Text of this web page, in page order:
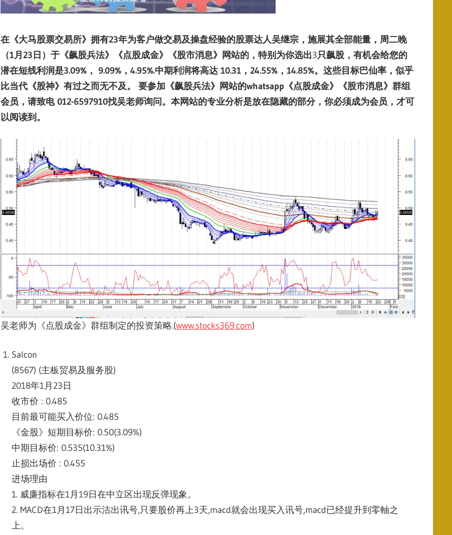
在《大马股票交易所》拥有23年为客户做交易及操盘经验的股票达人吴继宗，施展其全部能量，周二晚
（1月 23 日）于《飙股兵法》《点股成金》《股市消息》网站的，特别为你选出3只飙股，有机会给您的
潜在短线利润是3.09%， 9.09%， 4.95%.中期利润将高达 10.31， 24.55%， 14.85%。这些目标巴仙率，似乎
比当代《股神》有过之而无不及。 要参加《飙股兵法》网站的whatsapp《点股成金》《股市消息》群组
会员，请致电 012-6597910找吴老师询问。本网站的专业分析是放在隐藏的部分，你必须成为会员，才可
以阅读到。
吴老师为《点股成金》群组制定的投资策略.(www.stocks369.com)
Salcon
(8567) (主板贸易及服务股)
2018年1月23日
收市价 : 0.485
目前最可能买入价位: 0.485
《金股》短期目标价: 0.50(3.09%)
中期目标价: 0.535(10.31%)
止损出场价 : 0.455
进场理由
1. 威廉指标在1月19日在中立区出现反弹现象。
2. MACD在1月17日出示沽出讯号,只要股价再上3天,macd就会出现买入讯号,macd已经提升到零軸之
上。